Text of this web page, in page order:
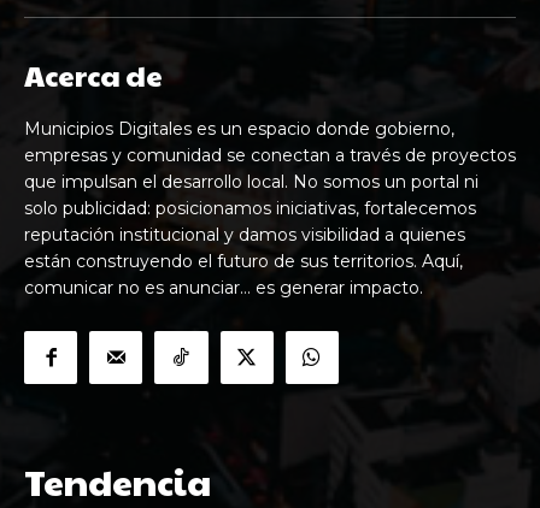
Acerca de
Municipios Digitales es un espacio donde gobierno,
empresas y comunidad se conectan a través de proyectos
que impulsan el desarrollo local. No somos un portal ni
solo publicidad: posicionamos iniciativas, fortalecemos
reputación institucional y damos visibilidad a quienes
están construyendo el futuro de sus territorios. Aquí,
comunicar no es anunciar… es generar impacto.
Tendencia